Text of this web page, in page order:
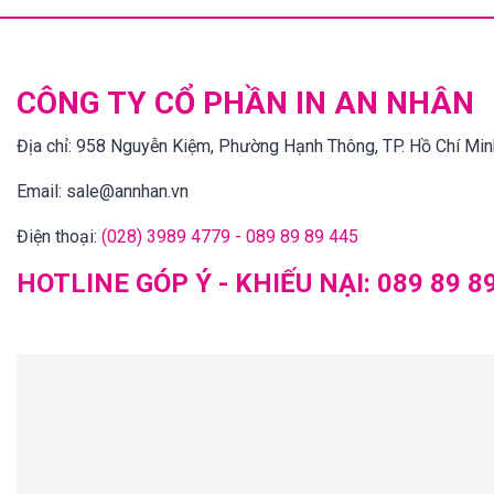
CÔNG TY CỔ PHẦN IN AN NHÂN
Địa chỉ: 958 Nguyễn Kiệm, Phường Hạnh Thông, TP. Hồ Chí
Email: sale@annhan.vn
Điện thoại: (028) 3989 4779 - 089 89 89 445
HOTLINE GÓP Ý - KHIẾU NẠI: 089 89